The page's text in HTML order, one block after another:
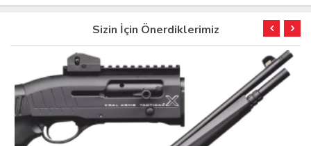
Sizin İçin Önerdiklerimiz